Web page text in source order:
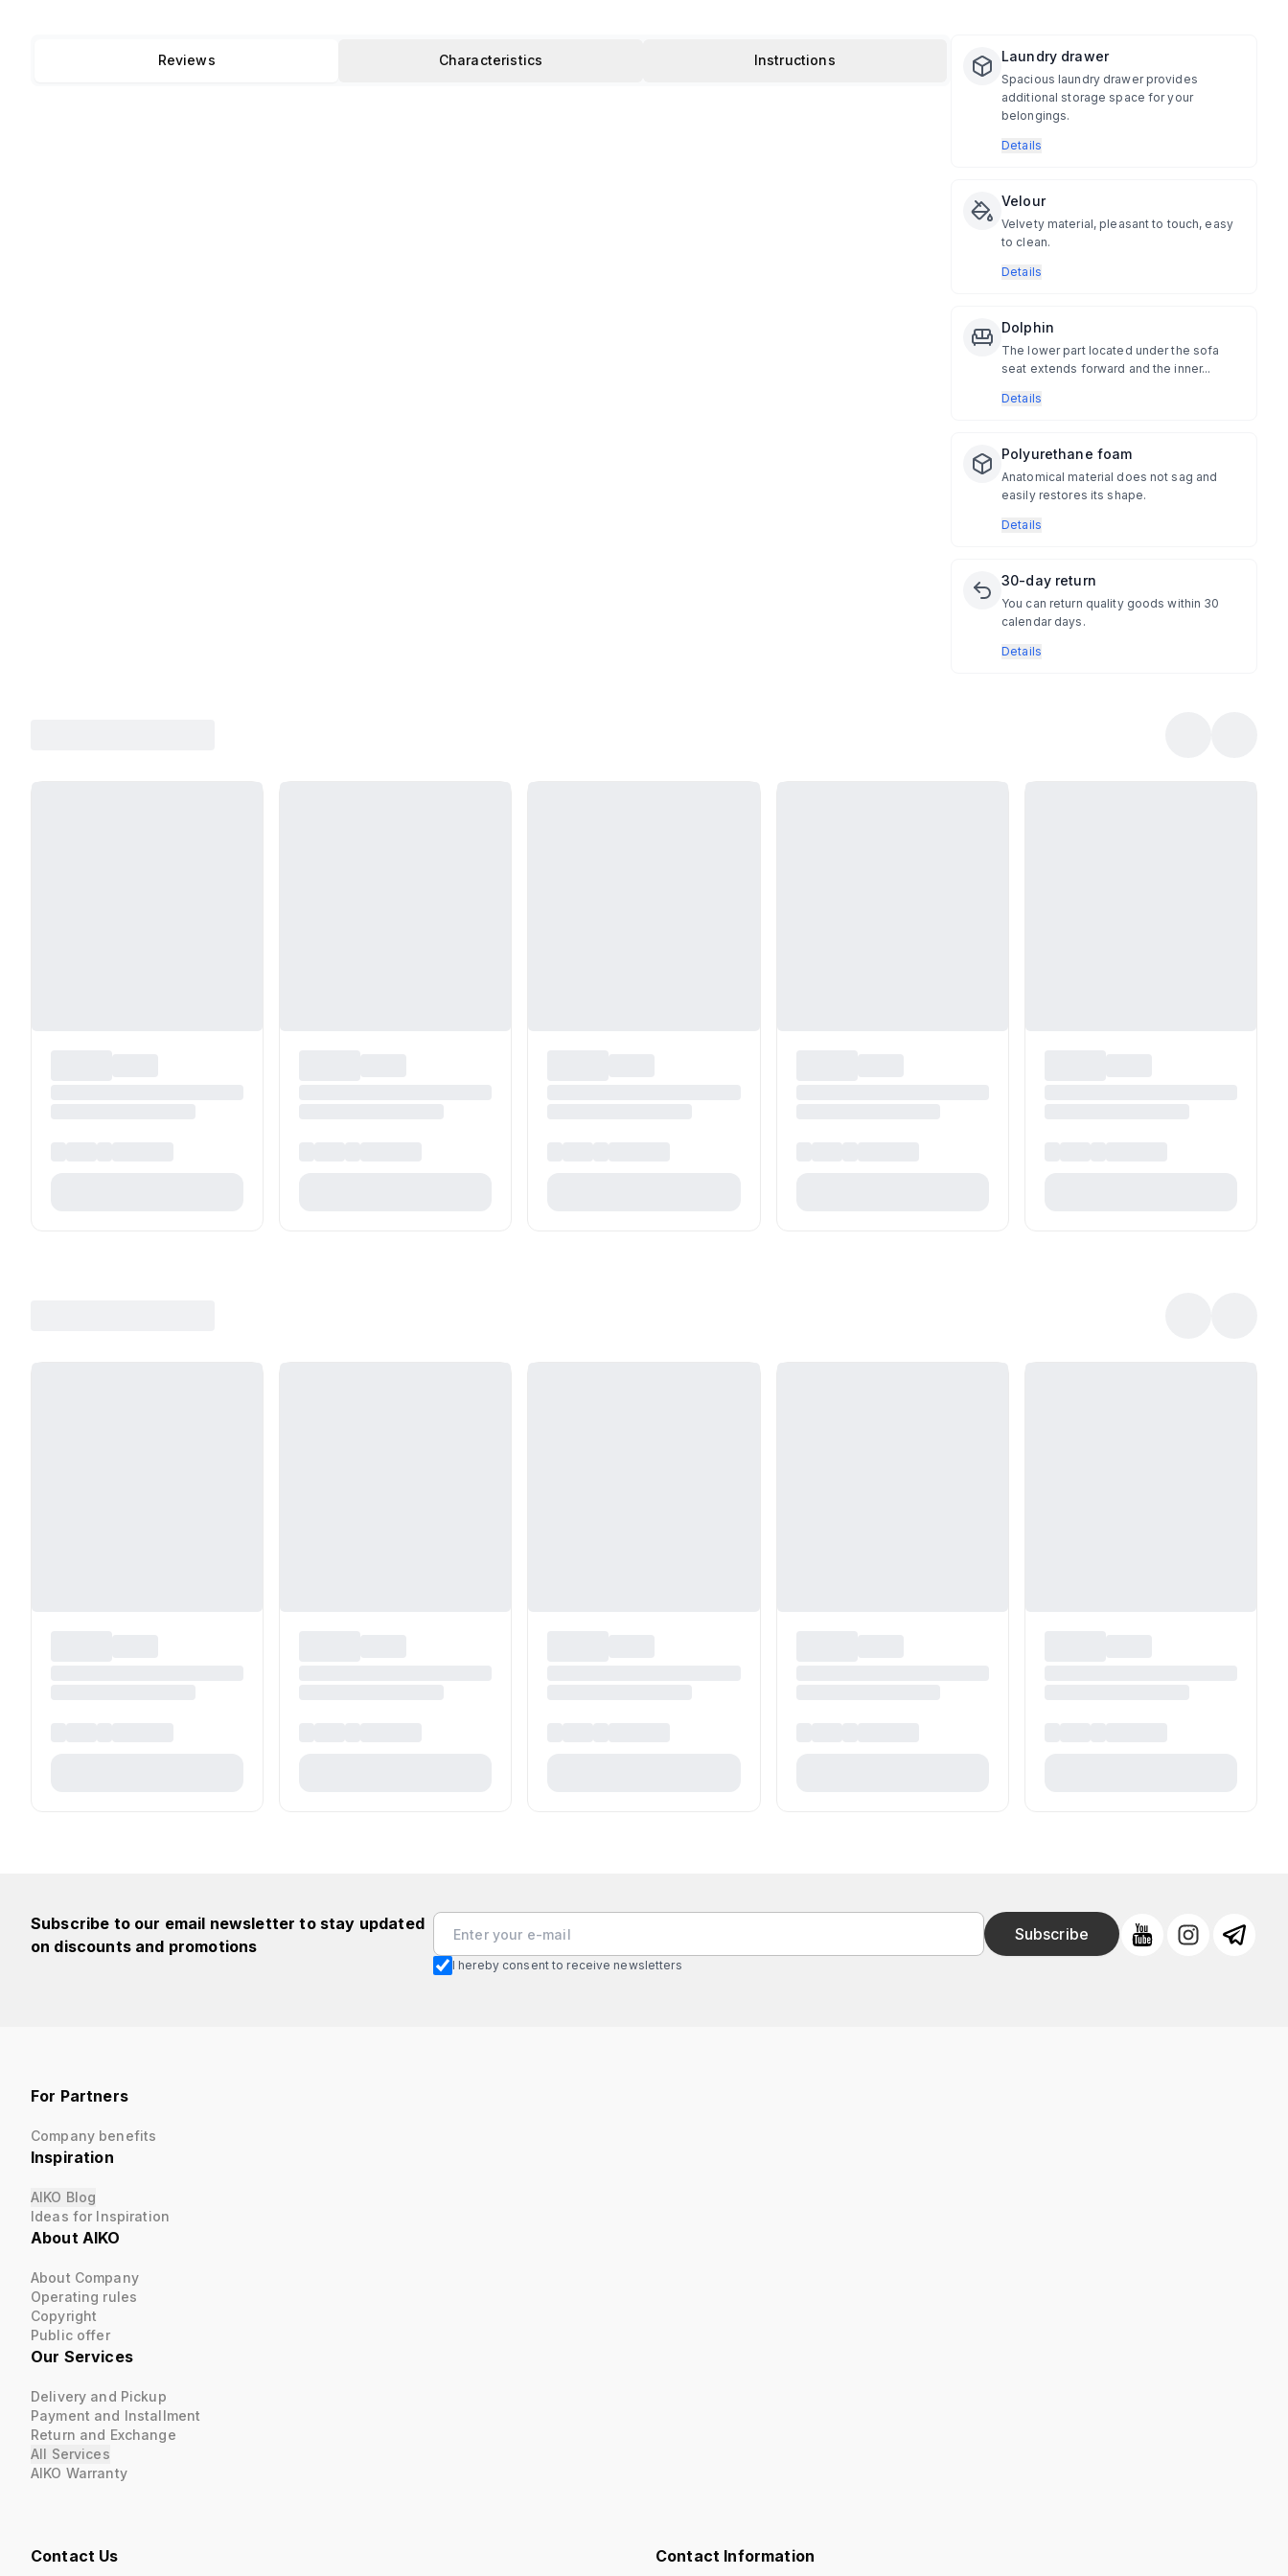
Reviews Characteristics Instructions Laundry drawer
Spacious laundry drawer provides
additional storage space for your
belongings.
Details
Velour
Velvety material, pleasant to touch, easy
to clean.
Details
Dolphin
The lower part located under the sofa
seat extends forward and the inner...
Details
Polyurethane foam
Anatomical material does not sag and
easily restores its shape.
Details
30-day return
You can return quality goods within 30
calendar days.
Details
Subscribe to our email newsletter to stay updated
on discounts and promotions
Subscribe
I hereby consent to receive newsletters
For Partners
Company benefits
Inspiration
AIKO Blog
Ideas for Inspiration
About AIKO
About Company
Operating rules
Copyright
Public offer
Our Services
Delivery and Pickup
Payment and Installment
Return and Exchange
All Services
AIKO Warranty
Contact Us Contact Information